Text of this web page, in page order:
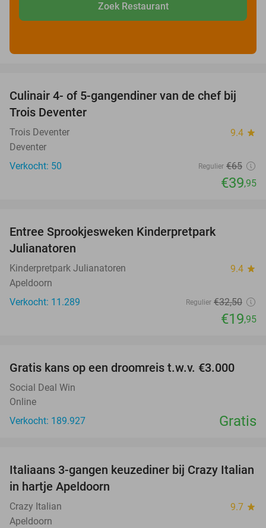
Zoek Restaurant
39%
Culinair 4- of 5-gangendiner van de chef bij
Trois Deventer
Trois Deventer 9.4 star
Deventer
Verkocht: 50
Regulier €65
€39,95
Entree Sprookjesweken Kinderpretpark
Julianatoren
Kinderpretpark Julianatoren 9.4 star
Apeldoorn
Verkocht: 11.289
Regulier €32,50
€19,95
Gratis kans op een droomreis t.w.v. €3.000
Social Deal Win
Online
Verkocht: 189.927
Gratis
27%
Italiaans 3-gangen keuzediner bij Crazy Italian
in hartje Apeldoorn
Crazy Italian 9.7 star
Apeldoorn